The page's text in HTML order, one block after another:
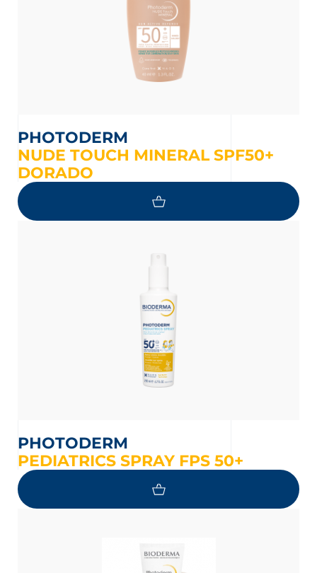
PHOTODERM
NUDE TOUCH MINERAL SPF50+
DORADO
PHOTODERM
PEDIATRICS SPRAY FPS 50+